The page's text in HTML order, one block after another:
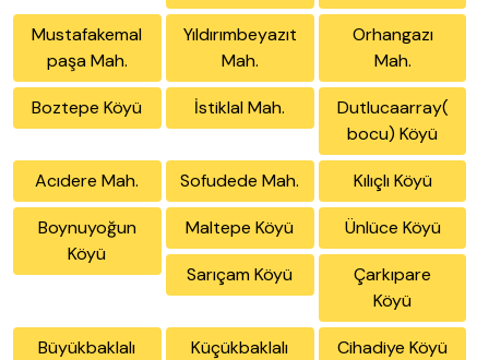
Mustafakemal
paşa Mah.
Yıldırımbeyazıt
Mah.
Orhangazı
Mah.
Boztepe Köyü İstiklal Mah.
Dutlucaarray(
bocu) Köyü
Acıdere Mah. Sofudede Mah. Kılıçlı Köyü
Boynuyoğun
Köyü
Maltepe Köyü Ünlüce Köyü
Sarıçam Köyü
Çarkıpare
Köyü
Büyükbaklalı
Küçükbaklalı
Cihadiye Köyü